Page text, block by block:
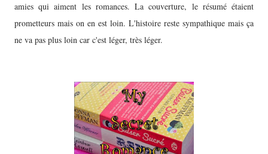
amies qui aiment les romances. La couverture, le résumé étaient
prometteurs mais on en est loin. L'histoire reste sympathique mais ça
ne va pas plus loin car c'est léger, très léger.